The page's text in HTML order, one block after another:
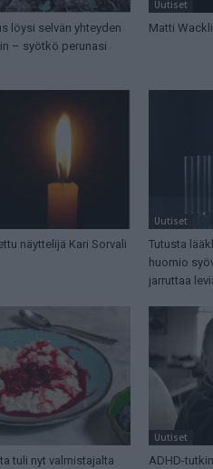
löysi selvän yhteyden
– syötkö perunasi
Uutiset
Matti
näyttelijä Kari Sorvali
Uutiset
Tutusta
huomio
jarruttaa
tuli nyt valmistajalta
Uutiset
ADHD-